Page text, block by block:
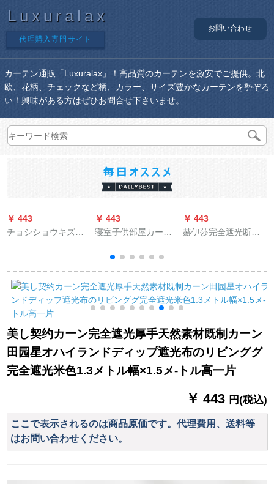
Luxuralax
代理購入専門サイト
お問い合わせ
カーテン通販「Luxuralax」！高品質のカーテンを激安でご提供。北
欧、花柄、チェックなど柄、カラー、サイズ豊かなカーテンを勢ぞろ
い！興味がある方はぜひお問合せ下さいませ。
￥ 443
チョシショウキズシ
ズシリーズシリーズ
シリーズシリーズシ
リーズシリーズシリ
ーズシリーズシリー
ズシリーズシリーズ
のメインキャラクタ
ーとして知られてい
ます。
￥ 443
寝室子供部屋カート
壁サンバイザ男の子
供の子完全遮光カー
テッジィ料シンプロ
ダウ热扫き出窓ガラ
スUVカーリング平面
窓1号カラーフ1号カ
ーラッテック・カー
テッテック・カーテ
ッテ1枚*2.7枚高*1.5
￥ 443
赫伊莎完全遮光断热
ンガー布灰色フル
ク-2.0幅x 2.5高-1片
装
美し契约カーン完全遮光厚手天然素材既制カーン
田园星オハイランドディップ遮光布のリビンググ
完全遮光米色1.3メトル幅×1.5メ-トル高一片
￥ 443 円(税込)
ここで表示されるのは商品原価です。代理費用、送料等
はお問い合わせください。